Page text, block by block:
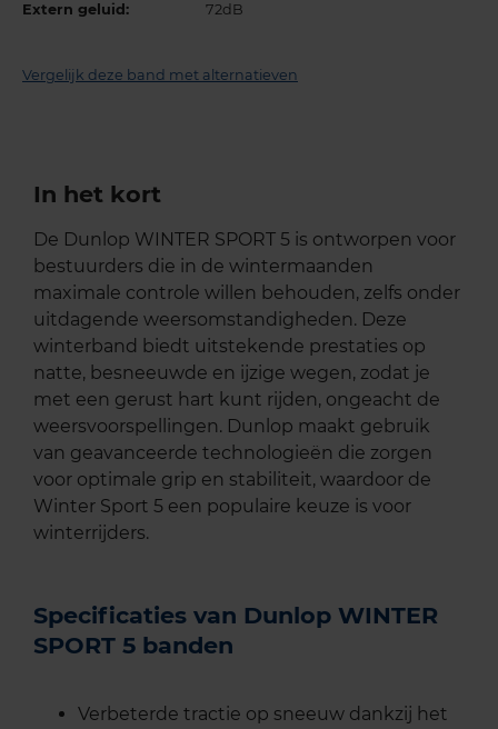
Extern geluid: 72dB
Vergelijk deze band met alternatieven
In het kort
De Dunlop WINTER SPORT 5 is ontworpen voor
bestuurders die in de wintermaanden
maximale controle willen behouden, zelfs onder
uitdagende weersomstandigheden. Deze
winterband biedt uitstekende prestaties op
natte, besneeuwde en ijzige wegen, zodat je
met een gerust hart kunt rijden, ongeacht de
weersvoorspellingen. Dunlop maakt gebruik
van geavanceerde technologieën die zorgen
voor optimale grip en stabiliteit, waardoor de
Winter Sport 5 een populaire keuze is voor
winterrijders.
Specificaties van Dunlop WINTER
SPORT 5 banden
Verbeterde tractie op sneeuw dankzij het